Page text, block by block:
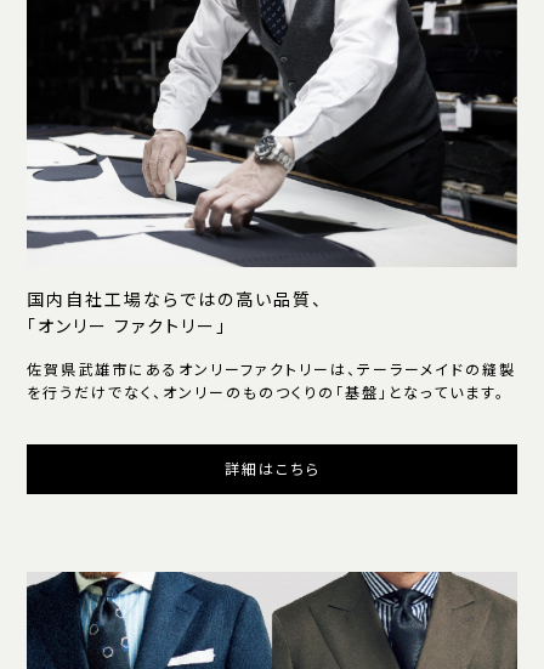
国内自社工場ならではの高い品質、
「オンリー ファクトリー」
佐賀県武雄市にあるオンリーファクトリーは、テーラーメイドの縫製
を行うだけでなく、オンリーのものつくりの「基盤」となっています。
詳細はこちら